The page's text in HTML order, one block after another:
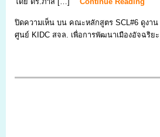
ปิดความเห็น บน คณะหลักสูตร SCL#6 ดูงาน
ศูนย์ KIDC สจล. เพื่อการพัฒนาเมืองอัจฉริยะ